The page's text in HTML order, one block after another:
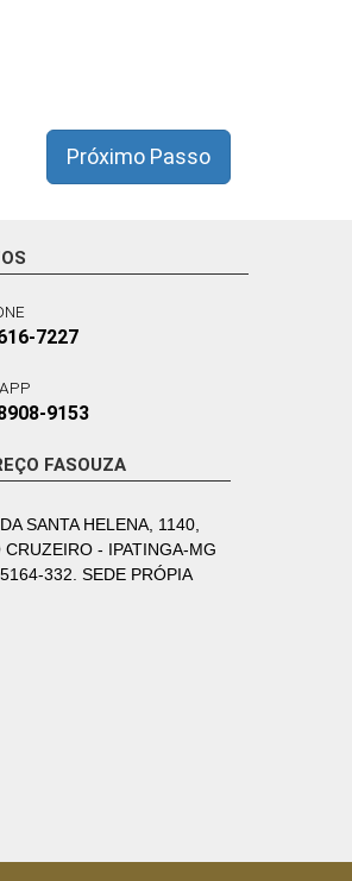
Próximo Passo
7227
9153
FASOUZA
SANTA HELENA, 1140,
CRUZEIRO - IPATINGA-MG
332. SEDE PRÓPIA